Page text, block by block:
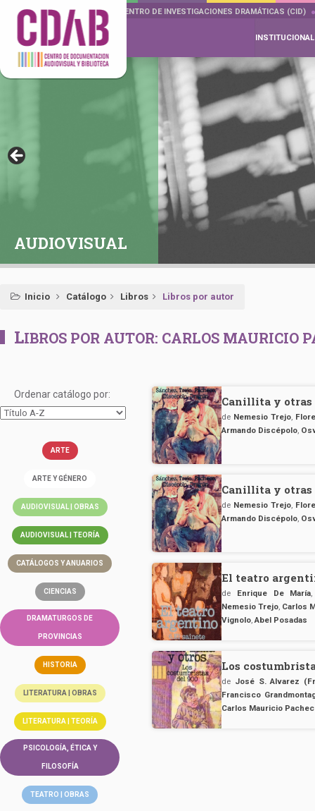
DOCUMENTA DRAMÁTICAS CENTRO DE INVESTIGACIONES DRAMÁTICAS (CID)
INSTITUCIONAL
AUDIOVISUAL
Inicio Catálogo Libros Libros por autor
LIBROS POR AUTOR: CARLOS MAURICIO
Ordenar catálogo por:
ARTE
ARTE Y GÉNERO
AUDIOVISUAL | OBRAS
AUDIOVISUAL | TEORÍA
CATÁLOGOS Y ANUARIOS
CIENCIAS
DRAMATURGOS DE
PROVINCIAS
HISTORIA
LITERATURA | OBRAS
LITERATURA | TEORÍA
PSICOLOGÍA, ÉTICA Y
FILOSOFÍA
TEATRO | OBRAS
Canillita y otras
de Nemesio Trejo,
Armando Discépolo,
Canillita y otras
de Nemesio Trejo,
Armando Discépolo,
El teatro
de Enrique De María
Nemesio Trejo, Carlos
Vignolo,Abel Posadas
Los
de José S. Alvarez
Francisco
Carlos Mauricio